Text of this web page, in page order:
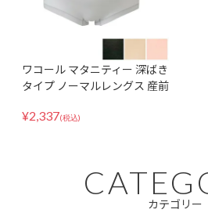
ワコール マタニティー 深ばき
タイプ ノーマルレングス 産前
縮性 レーヨン 快適 フィット
¥2,337(税込)
カテゴリー